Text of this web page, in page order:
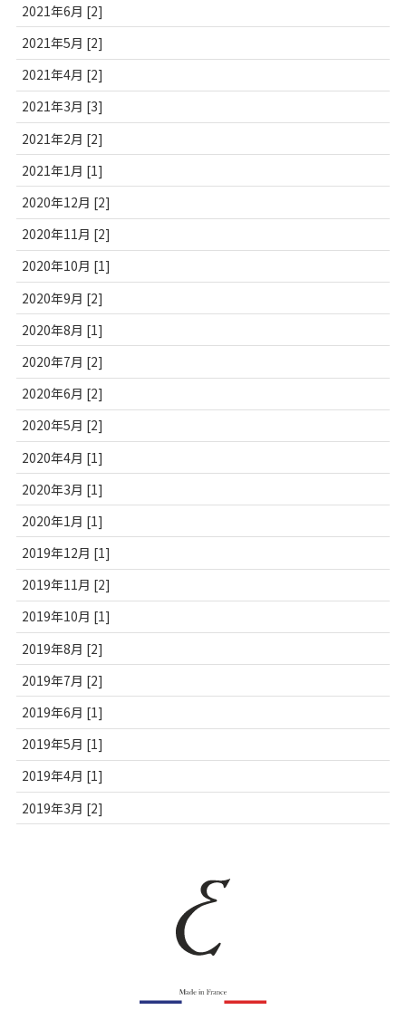
2021年6月 [2]
2021年5月 [2]
2021年4月 [2]
2021年3月 [3]
2021年2月 [2]
2021年1月 [1]
2020年12月 [2]
2020年11月 [2]
2020年10月 [1]
2020年9月 [2]
2020年8月 [1]
2020年7月 [2]
2020年6月 [2]
2020年5月 [2]
2020年4月 [1]
2020年3月 [1]
2020年1月 [1]
2019年12月 [1]
2019年11月 [2]
2019年10月 [1]
2019年8月 [2]
2019年7月 [2]
2019年6月 [1]
2019年5月 [1]
2019年4月 [1]
2019年3月 [2]